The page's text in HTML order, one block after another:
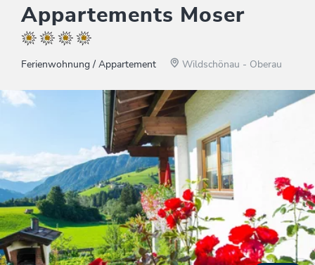
Appartements Moser
Ferienwohnung / Appartement Wildschönau - Oberau